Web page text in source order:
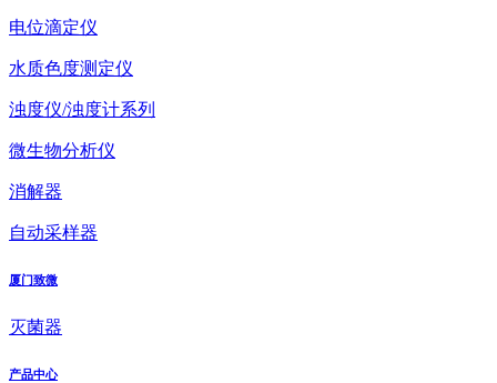
电位滴定仪
水质色度测定仪
浊度仪/浊度计系列
微生物分析仪
消解器
自动采样器
厦门致微
灭菌器
产品中心